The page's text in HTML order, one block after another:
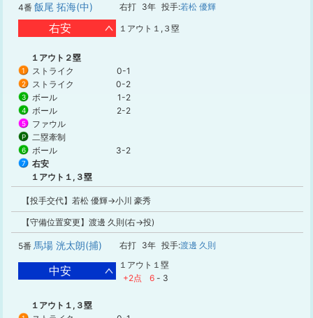
4番 飯尾 拓海(中) 右打 3年 投手:若松 優輝
右安 １アウト１,３塁
１アウト２塁
1 ストライク 0-1
2 ストライク 0-2
3 ボール 1-2
4 ボール 2-2
5 ファウル
P 二塁牽制
6 ボール 3-2
7
右安
１アウト１,３塁
【投手交代】若松 優輝→小川 豪秀
【守備位置変更】渡邊 久則(右→投)
5番 馬場 洸太朗(捕) 右打 3年 投手:渡邊 久則
中安
１アウト１塁
+2点
6 - 3
１アウト１,３塁